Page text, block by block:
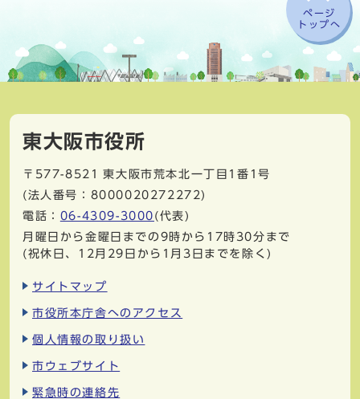
ページ
トップへ
東大阪市役所
〒577-8521
東大阪市荒本北一丁目1番1号
(法人番号：8000020272272)
電話： 06-4309-3000 (代表)
月曜日から金曜日までの9時から17時30分まで
(祝休日、12月29日から1月3日までを除く)
サイトマップ
市役所本庁舎へのアクセス
個人情報の取り扱い
市ウェブサイト
緊急時の連絡先